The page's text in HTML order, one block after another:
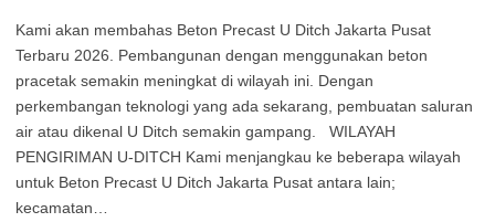
Kami akan membahas Beton Precast U Ditch Jakarta Pusat
Terbaru 2026. Pembangunan dengan menggunakan beton
pracetak semakin meningkat di wilayah ini. Dengan
perkembangan teknologi yang ada sekarang, pembuatan saluran
air atau dikenal U Ditch semakin gampang. WILAYAH
PENGIRIMAN U-DITCH Kami menjangkau ke beberapa wilayah
untuk Beton Precast U Ditch Jakarta Pusat antara lain;
kecamatan…